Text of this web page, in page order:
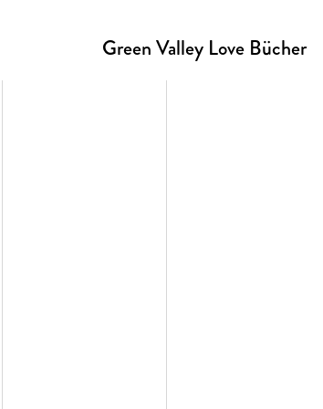
Für alle
oder ein
Green Valley Love Bücher